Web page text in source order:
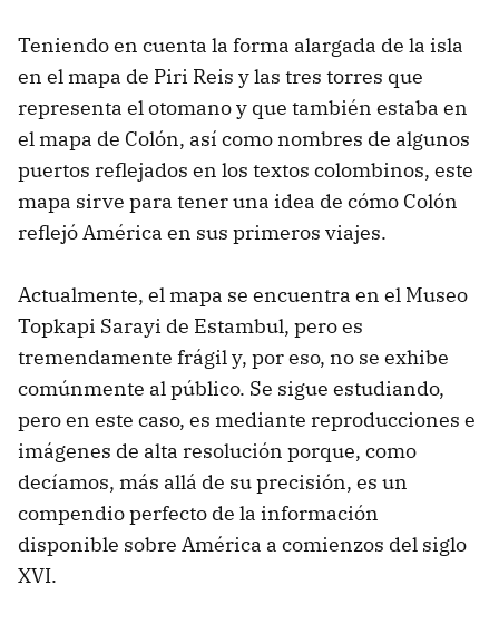
Teniendo en cuenta la forma alargada de la isla
en el mapa de Piri Reis y las tres torres que
representa el otomano y que también estaba en
el mapa de Colón, así como nombres de algunos
puertos reflejados en los textos colombinos, este
mapa sirve para tener una idea de cómo Colón
reflejó América en sus primeros viajes.
Actualmente, el mapa se encuentra en el Museo
Topkapi Sarayi de Estambul, pero es
tremendamente frágil y, por eso, no se exhibe
comúnmente al público. Se sigue estudiando,
pero en este caso, es mediante reproducciones e
imágenes de alta resolución porque, como
decíamos, más allá de su precisión, es un
compendio perfecto de la información
disponible sobre América a comienzos del siglo
XVI.